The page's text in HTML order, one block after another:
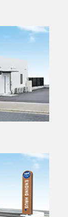
まを快く笑
、ただただ
なりたいで
：2024年4月